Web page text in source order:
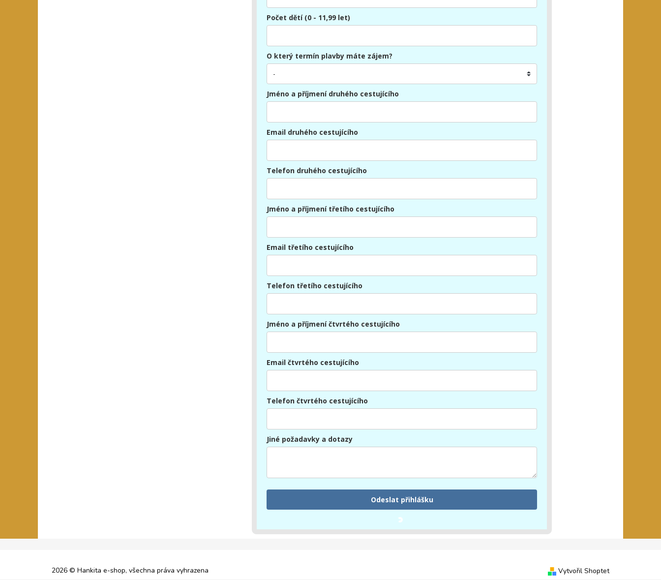
Počet dětí (0 - 11,99 let)
O který termín plavby máte zájem?
Jméno a příjmení druhého cestujícího
Email druhého cestujícího
Telefon druhého cestujícího
Jméno a příjmení třetího cestujícího
Email třetího cestujícího
Telefon třetího cestujícího
Jméno a příjmení čtvrtého cestujícího
Email čtvrtého cestujícího
Telefon čtvrtého cestujícího
Jiné požadavky a dotazy
Odeslat přihlášku
2026 © Hankita e-shop, všechna práva vyhrazena Vytvořil Shoptet